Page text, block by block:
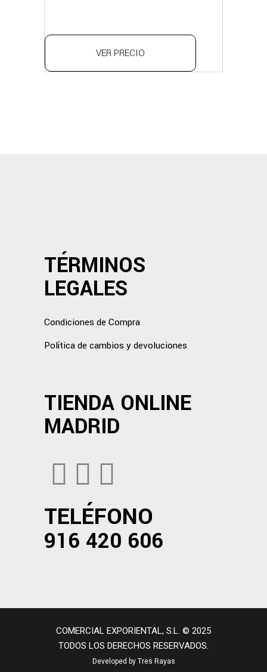
VER PRECIO
TÉRMINOS
LEGALES
Condiciones de Compra
Política de cambios y devoluciones
TIENDA ONLINE
MADRID
TELÉFONO
916 420 606
COMERCIAL EXPORIENTAL, S.L. © 2025
TODOS LOS DERECHOS RESERVADOS.
Developed by Tres Rayas